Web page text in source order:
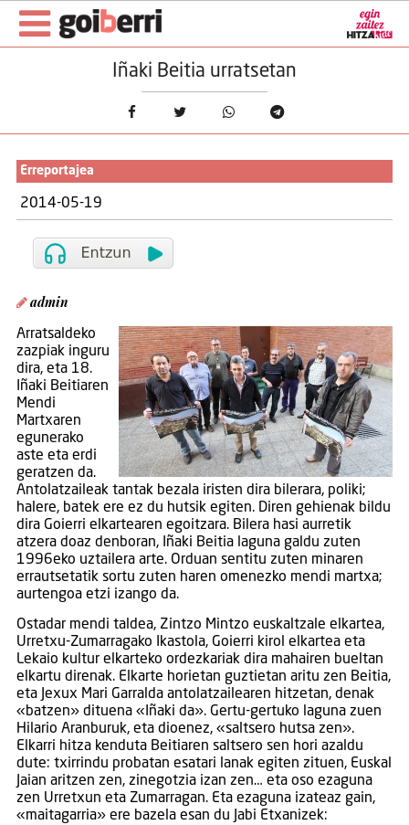
Iñaki Beitia urratsetan
Erreportajea
2014-05-19
admin
Arratsaldeko
zazpiak inguru
dira, eta 18.
Iñaki Beitiaren
Mendi
Martxaren
egunerako
aste eta erdi
geratzen da.
Antolatzaileak tantak bezala iristen dira bilerara, poliki;
halere, batek ere ez du hutsik egiten. Diren gehienak bildu
dira Goierri elkartearen egoitzara. Bilera hasi aurretik
atzera doaz denboran, Iñaki Beitia laguna galdu zuten
1996eko uztailera arte. Orduan sentitu zuten minaren
errautsetatik sortu zuten haren omenezko mendi martxa;
aurtengoa etzi izango da.
Ostadar mendi taldea, Zintzo Mintzo euskaltzale elkartea,
Urretxu-Zumarragako Ikastola, Goierri kirol elkartea eta
Lekaio kultur elkarteko ordezkariak dira mahairen bueltan
elkartu direnak. Elkarte horietan guztietan aritu zen Beitia,
eta Jexux Mari Garralda antolatzailearen hitzetan, denak
«batzen» dituena «Iñaki da». Gertu-gertuko laguna zuen
Hilario Aranburuk, eta dioenez, «saltsero hutsa zen».
Elkarri hitza kenduta Beitiaren saltsero sen hori azaldu
dute: txirrindu probatan esatari lanak egiten zituen, Euskal
Jaian aritzen zen, zinegotzia izan zen… eta oso ezaguna
zen Urretxun eta Zumarragan. Eta ezaguna izateaz gain,
«maitagarria» ere bazela esan du Jabi Etxanizek: